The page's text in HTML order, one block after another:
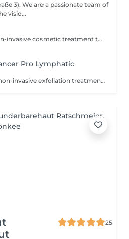
3). We are a passionate team of
visio...
An ultrasound facial is a non-invasive cosmetic treatment that uses high-frequency sound waves to rejuvenate the skin. It works by stimulating collagen production, improving skin elasticity, and promoting cellular renewal. This can lead to a reduction in wrinkles, age spots, and other signs of aging, as well as improved skin tone and texture.
Pro Lymphatic
A dermaplaning facial is a non-invasive exfoliation treatment that gently removes dead skin cells and fine vellus hair ("peach fuzz") using a sterile surgical blade. This procedure reveals a smoother, brighter complexion, enhances the absorption of skincare products, and creates a flawless canvas for makeup application. Suitable for most skin types, dermaplaning leaves the skin instantly refreshed with no downtime.
25